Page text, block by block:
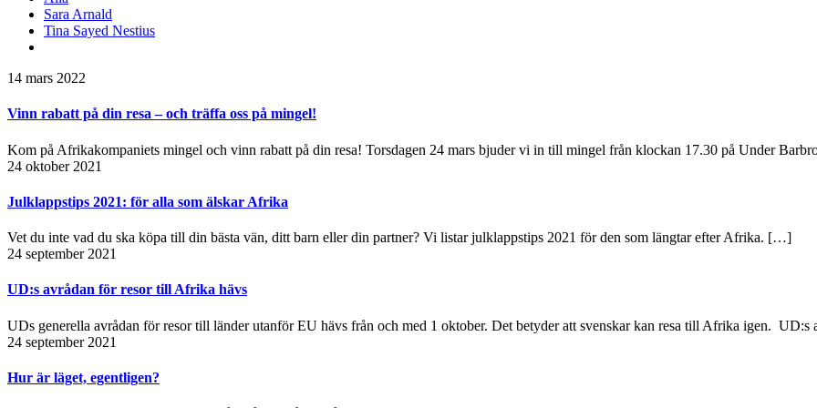
Sara Arnald
Tina Sayed Nestius
14 mars 2022
Vinn rabatt på din resa – och träffa oss på mingel!
Kom på Afrikakompaniets mingel och vinn rabatt på din resa! Torsdagen 24 mars bjuder vi in till mingel från klockan 17.30 på Under
24 oktober 2021
Julklappstips 2021: för alla som älskar Afrika
Vet du inte vad du ska köpa till din bästa vän, ditt barn eller din partner? Vi listar julklappstips 2021 för den som längtar efter Afrika. […]
24 september 2021
UD:s avrådan för resor till Afrika hävs
UDs generella avrådan för resor till länder utanför EU hävs från och med 1 oktober. Det betyder att svenskar kan resa till Afrika igen. UD:s
24 september 2021
Hur är läget, egentligen?